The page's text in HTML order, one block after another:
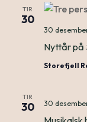
TIR
30
Nyttår på
30
Storefjell
TIR
30 30